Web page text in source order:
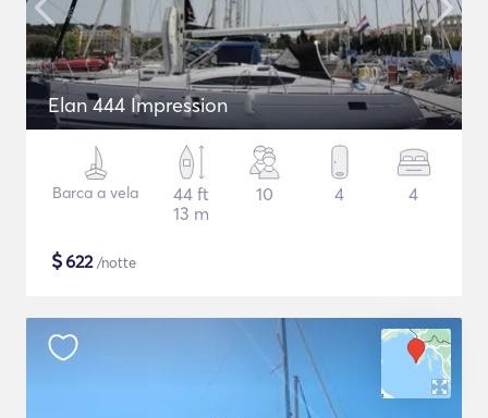
Elan 444 Impression
Barca a vela
44 ft
13 m
10 4 4
$622/notte